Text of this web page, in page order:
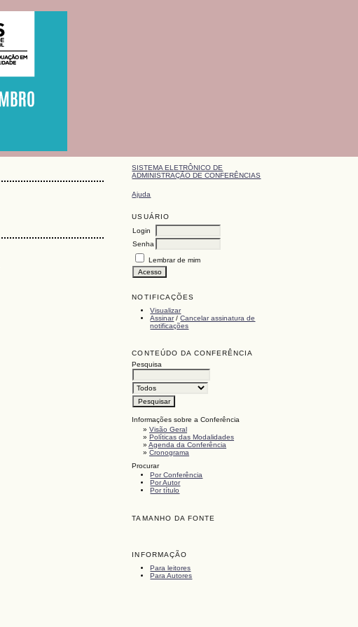
SISTEMA ELETRÔNICO DE
ADMINISTRAÇÃO DE CONFERÊNCIAS
Ajuda
USUÁRIO
Login
Senha
Lembrar de mim
NOTIFICAÇÕES
Visualizar
Assinar/Cancelar assinatura de
notificações
CONTEÚDO DA CONFERÊNCIA
Pesquisa
Informações sobre a Conferência
»Visão Geral
»Políticas das Modalidades
»Agenda da Conferência
»Cronograma
Procurar
Por Conferência
Por Autor
Por título
TAMANHO DA FONTE
INFORMAÇÃO
Para leitores
Para Autores